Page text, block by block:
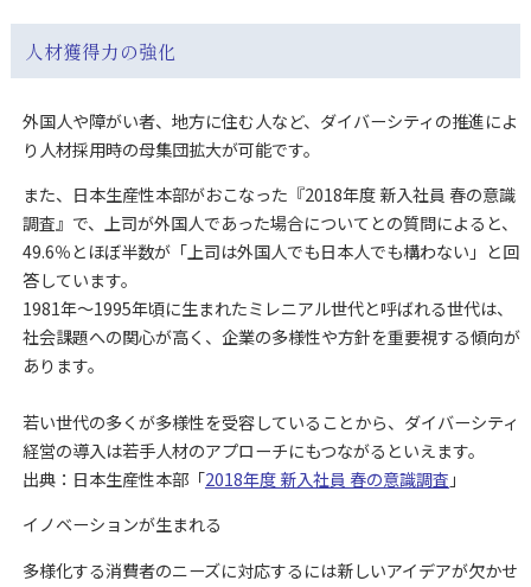
人材獲得力の強化
外国人や障がい者、地方に住む人など、ダイバーシティの推進によ
り人材採用時の母集団拡大が可能です。
また、日本生産性本部がおこなった『2018年度 新入社員 春の意識
調査』で、上司が外国人であった場合についてとの質問によると、
49.6％とほぼ半数が「上司は外国人でも日本人でも構わない」と回
答しています。
1981年～1995年頃に生まれたミレニアル世代と呼ばれる世代は、
社会課題への関心が高く、企業の多様性や方針を重要視する傾向が
あります。
若い世代の多くが多様性を受容していることから、ダイバーシティ
経営の導入は若手人材のアプローチにもつながるといえます。
出典：日本生産性本部「2018年度 新入社員 春の意識調査 」
イノベーションが生まれる
多様化する消費者のニーズに対応するには新しいアイデアが欠かせ